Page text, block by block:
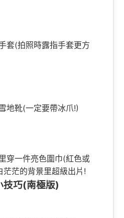
套(拍照時露指手套更方
地靴(一定要帶冰爪!)
穿一件亮色圍巾(紅色或
茫茫的背景里超級出片!
技巧(南極版)